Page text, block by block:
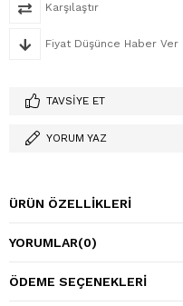
Karşılaştır
Fiyat Düşünce Haber Ver
TAVSIYE ET
YORUM YAZ
ÜRÜN ÖZELLIKLERI
YORUMLAR(0)
ÖDEME SEÇENEKLERI